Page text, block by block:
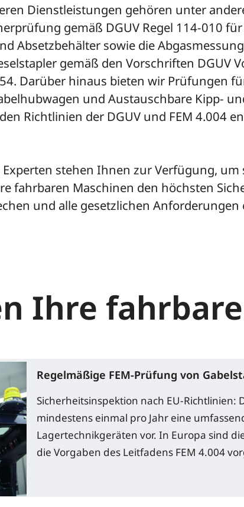
Dienstleistungen gehören unter
gemäß DGUV Regel 114-010
Absetzbehälter sowie die
gemäß den Vorschriften DGUV
Darüber hinaus bieten wir Prüfungen
und Austauschbare Kipp-
Richtlinien der DGUV und FEM 4.004
Experten stehen Ihnen zur Verfügung, um
fahrbaren Maschinen den höchsten
und alle gesetzlichen Anforderungen
Ihre
Regelmäßige FEM-Prüfung von
Sicherheitsinspektion nach EU-Richtlinien:
mindestens einmal pro Jahr eine
Lagertechnikgeräten vor. In Europa sind
die Vorgaben des Leitfadens FEM 4.004